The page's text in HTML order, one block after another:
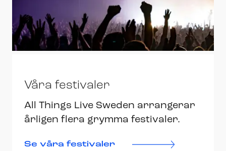
Våra festivaler
All Things Live Sweden arrangerar
årligen flera grymma festivaler.
Se våra festivaler